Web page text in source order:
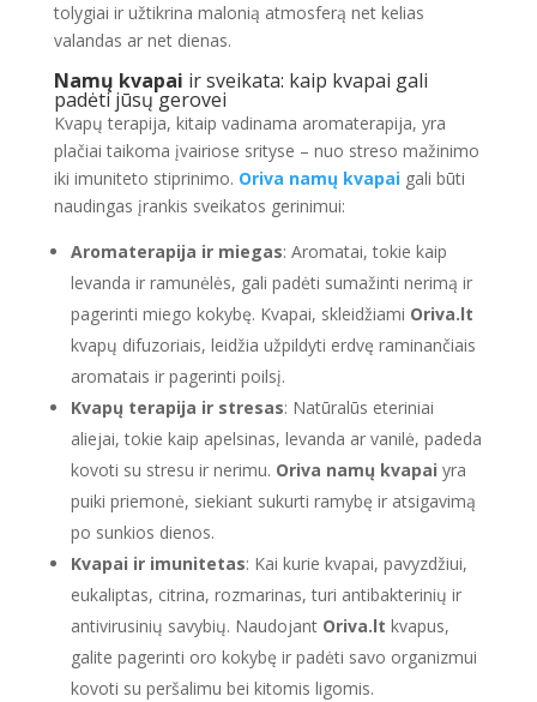
tolygiai ir užtikrina malonią atmosferą net kelias
valandas ar net dienas.
Namų kvapai ir sveikata: kaip kvapai gali
padėti jūsų gerovei
Kvapų terapija, kitaip vadinama aromaterapija, yra
plačiai taikoma įvairiose srityse – nuo streso mažinimo
iki imuniteto stiprinimo. Oriva namų kvapaigali būti
naudingas įrankis sveikatos gerinimui:
Aromaterapija ir miegas: Aromatai, tokie kaip
levanda ir ramunėlės, gali padėti sumažinti nerimą ir
pagerinti miego kokybę. Kvapai, skleidžiami Oriva.lt
kvapų difuzoriais, leidžia užpildyti erdvę raminančiais
aromatais ir pagerinti poilsį.
Kvapų terapija ir stresas: Natūralūs eteriniai
aliejai, tokie kaip apelsinas, levanda ar vanilė, padeda
kovoti su stresu ir nerimu. Oriva namų kvapai yra
puiki priemonė, siekiant sukurti ramybę ir atsigavimą
po sunkios dienos.
Kvapai ir imunitetas: Kai kurie kvapai, pavyzdžiui,
eukaliptas, citrina, rozmarinas, turi antibakterinių ir
antivirusinių savybių. Naudojant Oriva.lt kvapus,
galite pagerinti oro kokybę ir padėti savo organizmui
kovoti su peršalimu bei kitomis ligomis.